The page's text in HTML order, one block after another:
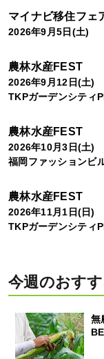
マイナビ移住フェ
2026年9月5日(土)
農林水産FEST
2026年9月12日(土)
TKPガーデンシティ
農林水産FEST
2026年10月3日(土)
福岡ファッションビ
農林水産FEST
2026年11月1日(日)
TKPガーデンシティ
今週のおす
無